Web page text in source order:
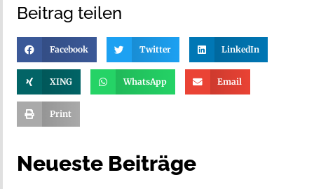
Beitrag teilen
Facebook Twitter LinkedIn
XING WhatsApp Email
Print
Neueste Beiträge